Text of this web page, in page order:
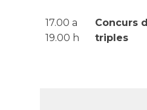
17.00 a
19.00 h
Concurs
triples